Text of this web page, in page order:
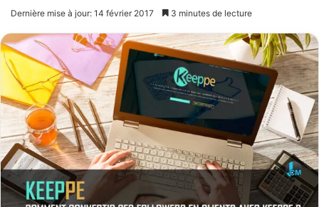
Dernière mise à jour: 14 février 2017 3 minutes de lecture